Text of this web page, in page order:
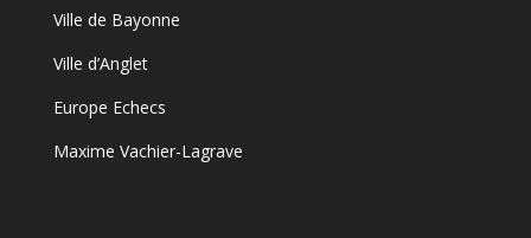
Ville de Bayonne
Ville d’Anglet
Europe Echecs
Maxime Vachier-Lagrave